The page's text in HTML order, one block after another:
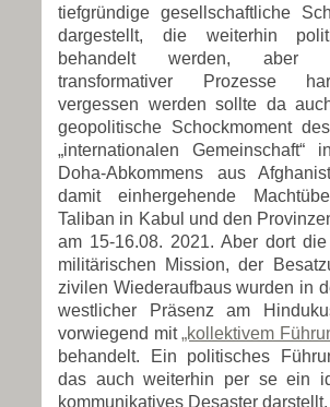
tiefgründige gesellschaftliche
dargestellt, die weiterhin
behandelt werden, aber
transformativer Prozesse
vergessen werden sollte da
geopolitische Schockmoment
„internationalen Gemeinschaft“
Doha-Abkommens aus
damit einhergehende
Taliban in Kabul und den
am 15-16.08. 2021. Aber dort
militärischen Mission, der
zivilen Wiederaufbaus wurden in
westlicher Präsenz am
vorwiegend mit„kollektivem
behandelt. Ein politisches
das auch weiterhin per se ein
kommunikatives Desaster darstellt.